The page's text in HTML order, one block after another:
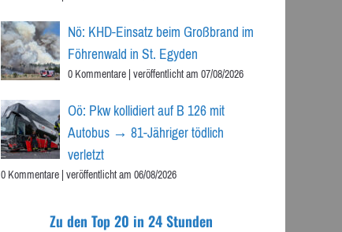
Nö: KHD-Einsatz beim Großbrand im
Föhrenwald in St. Egyden
0 Kommentare|veröffentlicht am 07/08/2026
Oö: Pkw kollidiert auf B 126 mit
Autobus → 81-Jähriger tödlich
verletzt
0 Kommentare|veröffentlicht am 06/08/2026
Zu den Top 20 in 24 Stunden